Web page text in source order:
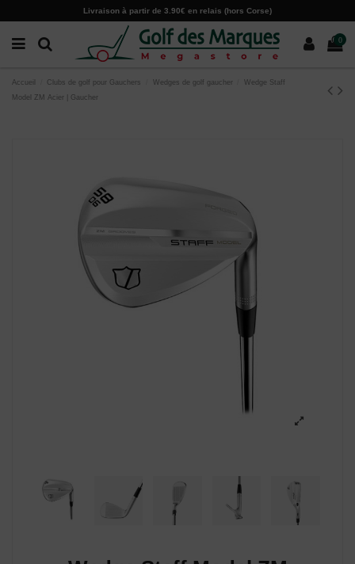
Livraison à partir de 3.90€ en relais (hors Corse)
0
Accueil Clubs de golf pour Gauchers Wedges de golf gaucher
Wedge Staff
Model ZM Acier | Gaucher
Paramètres des cookies